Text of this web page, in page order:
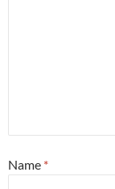
Name *